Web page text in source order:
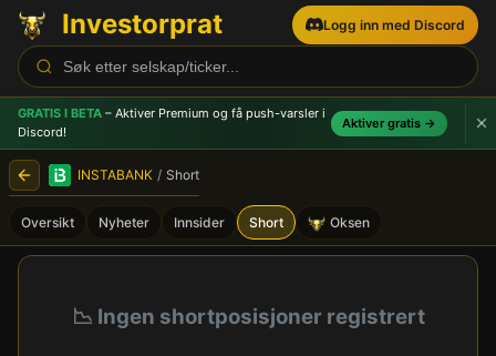
Investorprat Logg inn med Discord
GRATIS I BETA – Aktiver Premium og få push-varsler i
Discord!
Aktiver gratis →
INSTABANK / Short
Oversikt Nyheter Innsider Short Oksen
📉 Ingen shortposisjoner registrert